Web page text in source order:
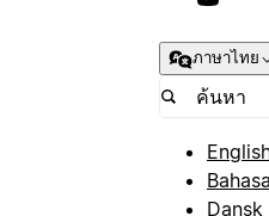
ภาษาไทย
Dansk